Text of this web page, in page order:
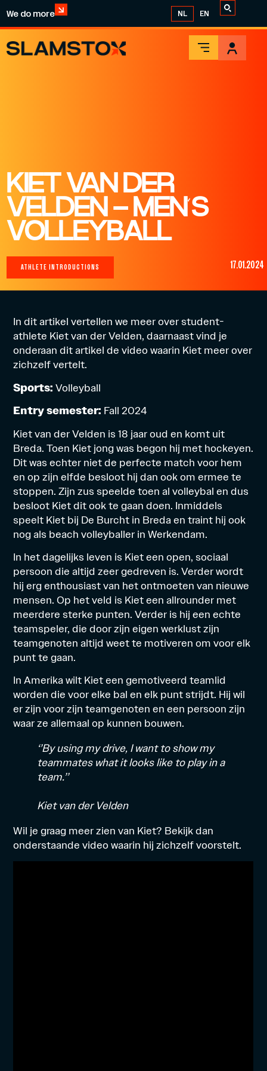
We do more NL EN
KIET VAN DER
VELDEN – MEN’S
VOLLEYBALL
ATHLETE INTRODUCTIONS 17.01.2024
In dit artikel vertellen we meer over student-
athlete Kiet van der Velden, daarnaast vind je
onderaan dit artikel de video waarin Kiet meer over
zichzelf vertelt.
Sports: Volleyball
Entry semester: Fall 2024
Kiet van der Velden is 18 jaar oud en komt uit
Breda. Toen Kiet jong was begon hij met hockeyen.
Dit was echter niet de perfecte match voor hem
en op zijn elfde besloot hij dan ook om ermee te
stoppen. Zijn zus speelde toen al volleybal en dus
besloot Kiet dit ook te gaan doen. Inmiddels
speelt Kiet bij De Burcht in Breda en traint hij ook
nog als beach volleyballer in Werkendam.
In het dagelijks leven is Kiet een open, sociaal
persoon die altijd zeer gedreven is. Verder wordt
hij erg enthousiast van het ontmoeten van nieuwe
mensen. Op het veld is Kiet een allrounder met
meerdere sterke punten. Verder is hij een echte
teamspeler, die door zijn eigen werklust zijn
teamgenoten altijd weet te motiveren om voor elk
punt te gaan.
In Amerika wilt Kiet een gemotiveerd teamlid
worden die voor elke bal en elk punt strijdt. Hij wil
er zijn voor zijn teamgenoten en een persoon zijn
waar ze allemaal op kunnen bouwen.
‘’By using my drive, I want to show my
teammates what it looks like to play in a
team.’’
Kiet van der Velden
Wil je graag meer zien van Kiet? Bekijk dan
onderstaande video waarin hij zichzelf voorstelt.